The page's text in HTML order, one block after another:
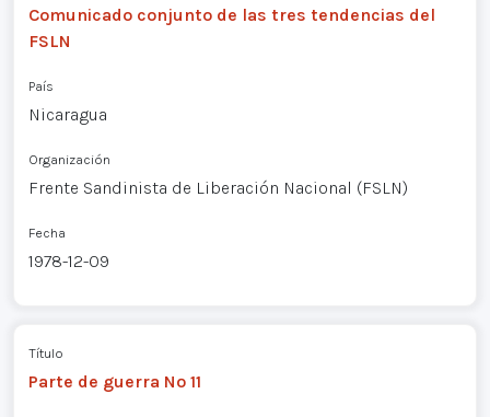
Comunicado conjunto de las tres tendencias del
FSLN
País
Nicaragua
Organización
Frente Sandinista de Liberación Nacional (FSLN)
Fecha
1978-12-09
Título
Parte de guerra Nº 11